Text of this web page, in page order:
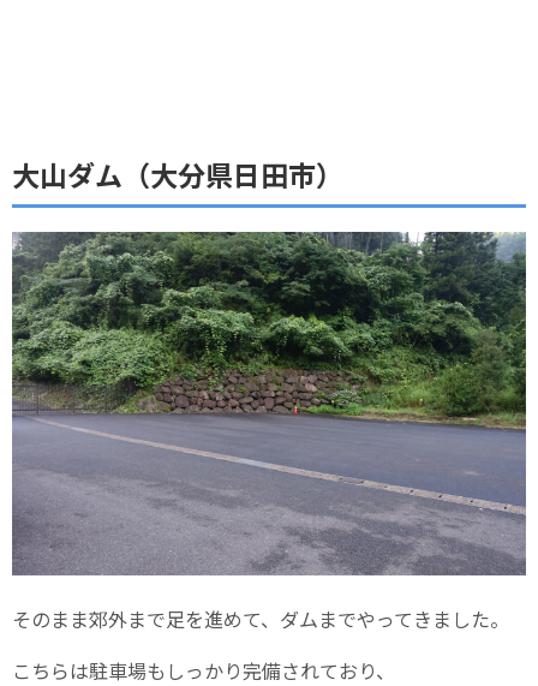
大山ダム（大分県日田市）
そのまま郊外まで足を進めて、ダムまでやってきました。
こちらは駐車場もしっかり完備されており、